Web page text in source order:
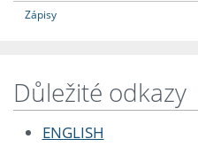
Zápisy
Důležité odkazy
ENGLISH